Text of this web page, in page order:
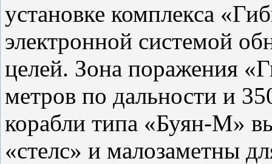
установке комплекса
электронной системой
целей. Зона поражения
метров по дальности и
корабли типа «Буян-М»
«стелс» и малозаметны